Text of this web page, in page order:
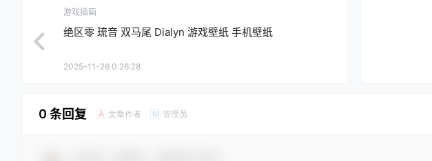
游戏插画
绝区零 琉音 双马尾 Dialyn 游戏壁纸 手机壁纸
2025-11-26 0:26:28
0 条回复 A 文章作者 M 管理员